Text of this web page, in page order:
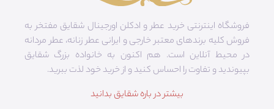
فروشگاه اینترنتی خرید عطر و ادکلن اورجینال شقایق مفتخر به
فروش کلیه برندهای معتبر خارجی و ایرانی عطر زنانه، عطر مردانه
در محیط آنلاین است. هم‌ اکنون به خانواده بزرگ شقایق
بپیوندید و تفاوت را احساس کنید و از خرید خود لذت ببرید.
بیشتر در باره شقایق بدانید